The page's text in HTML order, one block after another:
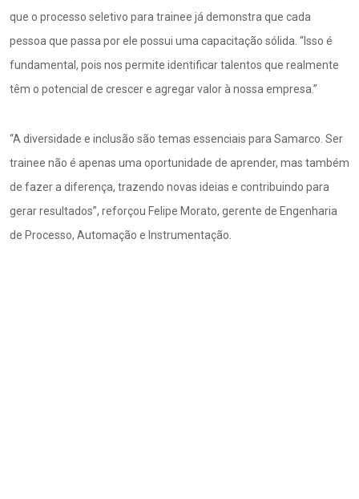
que o processo seletivo para trainee já demonstra que cada
pessoa que passa por ele possui uma capacitação sólida. “Isso é
fundamental, pois nos permite identificar talentos que realmente
têm o potencial de crescer e agregar valor à nossa empresa.”
“A diversidade e inclusão são temas essenciais para Samarco. Ser
trainee não é apenas uma oportunidade de aprender, mas também
de fazer a diferença, trazendo novas ideias e contribuindo para
gerar resultados”, reforçou Felipe Morato, gerente de Engenharia
de Processo, Automação e Instrumentação.